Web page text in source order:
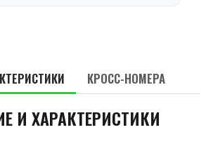
КРОСС-НОМЕРА
И ХАРАКТЕРИСТИКИ